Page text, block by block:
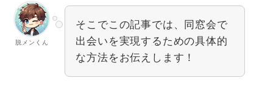
脱メンくん
そこでこの記事では、同窓会で
出会いを実現するための具体的
な方法をお伝えします！